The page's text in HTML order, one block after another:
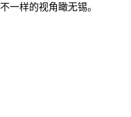
一样的视角瞰无锡。